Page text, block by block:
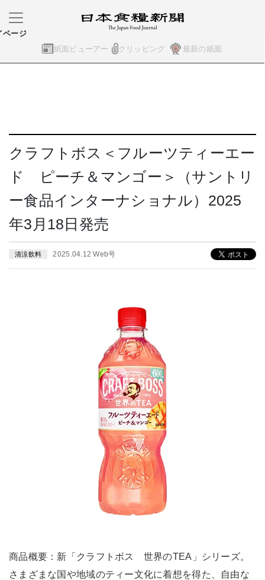
紙面ビューアー クリッピング 最新の紙面
ページ
クラフトボス＜フルーツティーエー
ド ピーチ＆マンゴー＞（サントリ
ー食品インターナショナル）2025
年3月18日発売
清涼飲料 2025.04.12 Web号
商品概要：新「クラフトボス 世界のTEA」シリーズ。
さまざまな国や地域のティー文化に着想を得た、自由な